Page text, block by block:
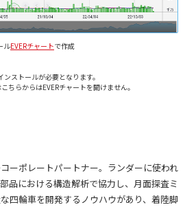
ルEVERチャートで作成
ストールが必要となります。
らからはEVERチャートを開けません。
ーポレートパートナー。ランダーに使われ
品における構造解析で協力し、月面探査ミ
四輪車を開発するノウハウがあり、着陸脚